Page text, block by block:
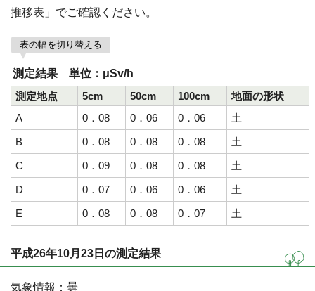
推移表」でご確認ください。
表の幅を切り替える
測定結果 単位：μSv/h
測定地点
5cm 50cm 100cm
地面の形状
A
0．08 0．06 0．06
土
B
0．08 0．08 0．08
土
C
0．09 0．08 0．08
土
D
0．07 0．06 0．06
土
E
0．08 0．08 0．07 土
平成26年10月23日の測定結果
気象情報：曇